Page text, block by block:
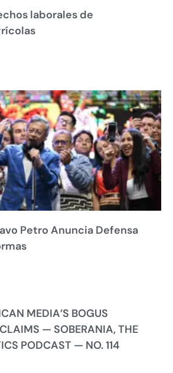
laborales de
Petro Anuncia Defensa
MEDIA’S BOGUS
— SOBERANIA, THE
PODCAST — NO. 114